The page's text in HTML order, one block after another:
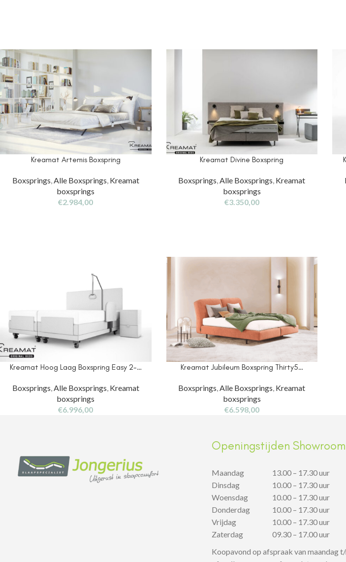
Kreamat Artemis Boxspring
Boxsprings,Alle Boxsprings, Kreamat
boxsprings
€2.984,00
Kreamat Divine Boxspring
Boxsprings,Alle Boxsprings, Kreamat
boxsprings
€3.350,00
Kreamat Hoog Laag Boxspring Easy 2-…
Boxsprings,Alle Boxsprings, Kreamat
boxsprings
€6.996,00
Kreamat Jubileum Boxspring Thirty5…
Boxsprings,Alle Boxsprings, Kreamat
boxsprings
€6.598,00
Openingstijden Showroom
Maandag
Dinsdag
Woensdag
Donderdag
Vrijdag
Zaterdag
13.00 – 17.30 uur
10.00 – 17.30 uur
10.00 – 17.30 uur
10.00 – 17.30 uur
10.00 – 17.30 uur
09.30 – 17.00 uur
Koopavond op afspraak van maandag